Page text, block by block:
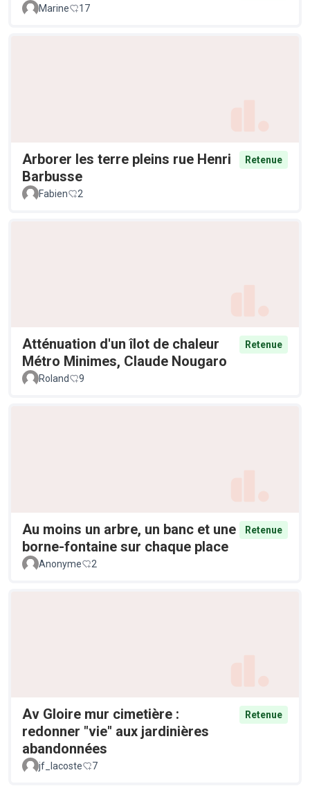
Marine
17
Arborer les terre pleins rue Henri
Barbusse
Retenue
Fabien 2
Atténuation d'un îlot de chaleur
Métro Minimes, Claude Nougaro
Retenue
Roland 9
Au moins un arbre, un banc et une
borne-fontaine sur chaque place
Retenue
Anonyme 2
Av Gloire mur cimetière :
redonner "vie" aux jardinières
abandonnées
Retenue
jf_lacoste 7